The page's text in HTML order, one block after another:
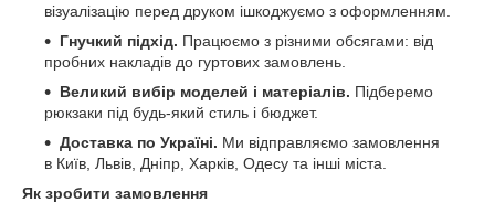
візуалізацію перед друком ішкоджуємо з оформленням.
Гнучкий підхід. Працюємо з різними обсягами: від
пробних накладів до гуртових замовлень.
Великий вибір моделей і матеріалів. Підберемо
рюкзаки під будь-який стиль і бюджет.
Доставка по Україні. Ми відправляємо замовлення
в Київ, Львів, Дніпр, Харків, Одесу та інші міста.
Як зробити замовлення